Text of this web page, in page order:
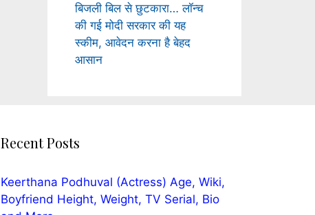
बिजली बिल से छुटकारा… लॉन्च
की गई मोदी सरकार की यह
स्कीम, आवेदन करना है बेहद
आसान
Recent Posts
Keerthana Podhuval (Actress) Age, Wiki,
Boyfriend Height, Weight, TV Serial, Bio